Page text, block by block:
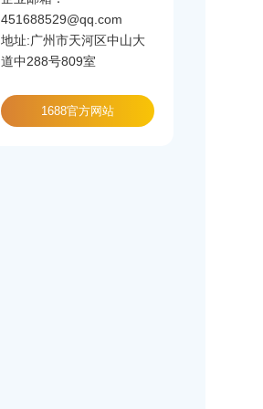
451688529@qq.com
地址:广州市天河区中山大
道中288号809室
1688官方网站